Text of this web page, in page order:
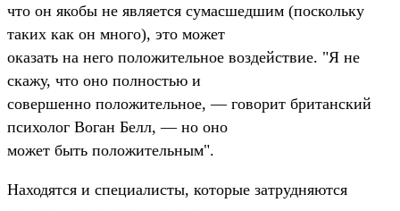
что он якобы не является сумасшедшим (поскольку
таких как он много), это может
оказать на него положительное воздействие. "Я не
скажу, что оно полностью и
совершенно положительное, — говорит британский
психолог Воган Белл, — но оно
может быть положительным".
Находятся и специалисты, которые затрудняются